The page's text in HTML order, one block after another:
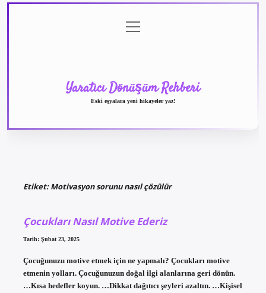
menüyü
aç
Yaratıcı Dönüşüm Rehberi
Eski eşyalara yeni hikayeler yaz!
Etiket:Motivasyon sorunu nasıl çözülür
Çocukları Nasıl Motive Ederiz
Tarih: Şubat 23, 2025
Çocuğunuzu motive etmek için ne yapmalı? Çocukları motive
etmenin yolları. Çocuğunuzun doğal ilgi alanlarına geri dönün.
…Kısa hedefler koyun. …Dikkat dağıtıcı şeyleri azaltın. …Kişisel